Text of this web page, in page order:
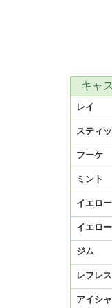
キャ
レイ
スティ
フーケ
ミント
イエロー
イエロー
ジム
レフレス
アイシャ